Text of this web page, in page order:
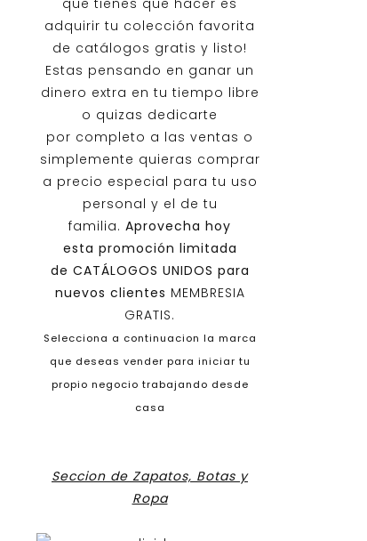
que tienes que hacer es
adquirir tu colección favorita
de catálogos gratis y listo!
Estas pensando en ganar un
dinero extra en tu tiempo libre
o quizas dedicarte
por completo a las ventas o
simplemente quieras comprar
a precio especial para tu uso
personal y el de tu
familia. Aprovecha hoy
esta promoción limitada
de CATÁLOGOS UNIDOS para
nuevos clientes MEMBRESIA
GRATIS.
Selecciona a continuacion la marca
que deseas vender para iniciar tu
propio negocio trabajando desde
casa
Seccion de Zapatos, Botas y
Ropa